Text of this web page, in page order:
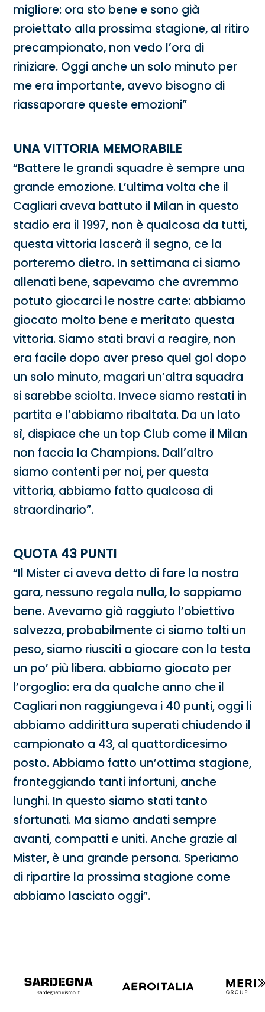
migliore: ora sto bene e sono già
proiettato alla prossima stagione, al ritiro
precampionato, non vedo l’ora di
riniziare. Oggi anche un solo minuto per
me era importante, avevo bisogno di
riassaporare queste emozioni”
UNA VITTORIA MEMORABILE
“Battere le grandi squadre è sempre una
grande emozione. L’ultima volta che il
Cagliari aveva battuto il Milan in questo
stadio era il 1997, non è qualcosa da tutti,
questa vittoria lascerà il segno, ce la
porteremo dietro. In settimana ci siamo
allenati bene, sapevamo che avremmo
potuto giocarci le nostre carte: abbiamo
giocato molto bene e meritato questa
vittoria. Siamo stati bravi a reagire, non
era facile dopo aver preso quel gol dopo
un solo minuto, magari un’altra squadra
si sarebbe sciolta. Invece siamo restati in
partita e l’abbiamo ribaltata. Da un lato
sì, dispiace che un top Club come il Milan
non faccia la Champions. Dall’altro
siamo contenti per noi, per questa
vittoria, abbiamo fatto qualcosa di
straordinario”.
QUOTA 43 PUNTI
“Il Mister ci aveva detto di fare la nostra
gara, nessuno regala nulla, lo sappiamo
bene. Avevamo già raggiuto l’obiettivo
salvezza, probabilmente ci siamo tolti un
peso, siamo riusciti a giocare con la testa
un po’ più libera. abbiamo giocato per
l’orgoglio: era da qualche anno che il
Cagliari non raggiungeva i 40 punti, oggi li
abbiamo addirittura superati chiudendo il
campionato a 43, al quattordicesimo
posto. Abbiamo fatto un’ottima stagione,
fronteggiando tanti infortuni, anche
lunghi. In questo siamo stati tanto
sfortunati. Ma siamo andati sempre
avanti, compatti e uniti. Anche grazie al
Mister, è una grande persona. Speriamo
di ripartire la prossima stagione come
abbiamo lasciato oggi”.